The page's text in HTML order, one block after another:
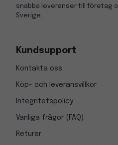
snabba leveranser till företag
Sverige.
Kundsupport
Kontakta oss
Köp- och leveransvillkor
Integritetspolicy
Vanliga frågor (FAQ)
Returer